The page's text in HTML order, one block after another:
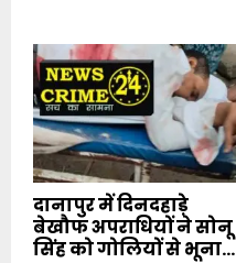
दानापुर में दिनदहाड़े
बेखौफ अपराधियों ने सोनू
सिंह को गोलियों से भूना...